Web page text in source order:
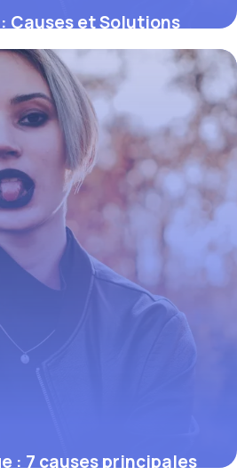
Causes et Solutions
: 7 causes principales